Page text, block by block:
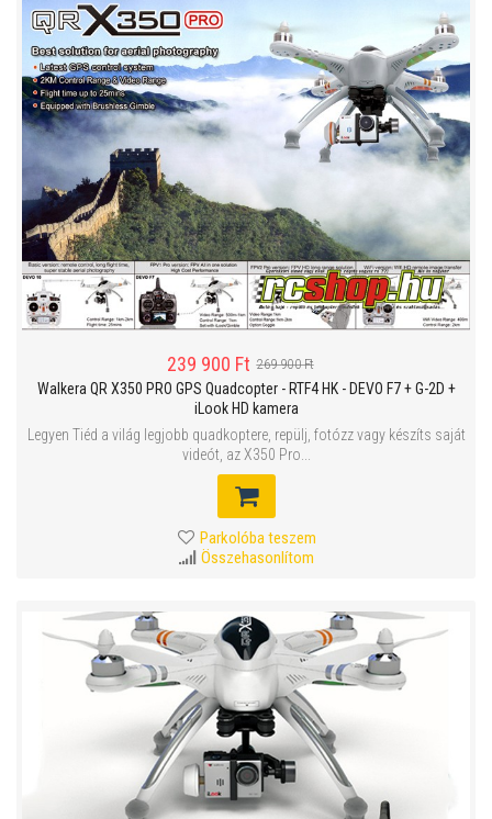
239 900 Ft 269 900 Ft
Walkera QR X350 PRO GPS Quadcopter - RTF4 HK - DEVO F7 + G-2D +
iLook HD kamera
Legyen Tiéd a világ legjobb quadkoptere, repülj, fotózz vagy készíts saját
videót, az X350 Pro...
Parkolóba teszem
Összehasonlítom